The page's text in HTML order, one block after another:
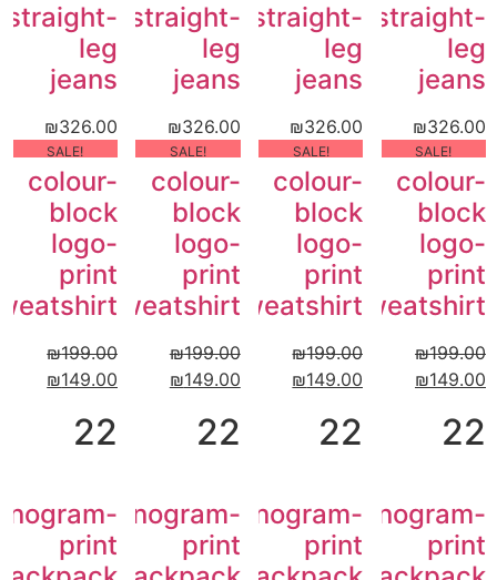
straight-
leg
jeans
₪326.00
!SALE
colour-
block
logo-
print
sweatshirt
₪199.00
₪149.00
22
Monogram-
print
straight-
leg
jeans
₪326.00
!SALE
colour-
block
logo-
print
sweatshirt
₪199.00
₪149.00
22
Monogram-
print
straight-
leg
jeans
₪326.00
!SALE
colour-
block
logo-
print
sweatshirt
₪199.00
₪149.00
22
Monogram-
print
straight-
leg
jeans
₪326.00
!SALE
colour-
block
logo-
print
₪199.00
₪149.00
22
print